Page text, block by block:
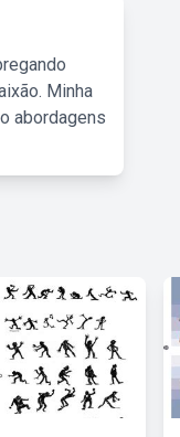
Minha
abordagens